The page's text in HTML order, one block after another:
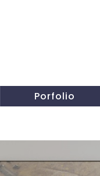
Porfolio